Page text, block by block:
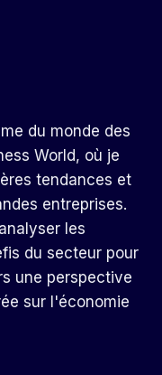
du monde des
World, où je
tendances et
entreprises.
les
du secteur pour
une perspective
sur l'économie